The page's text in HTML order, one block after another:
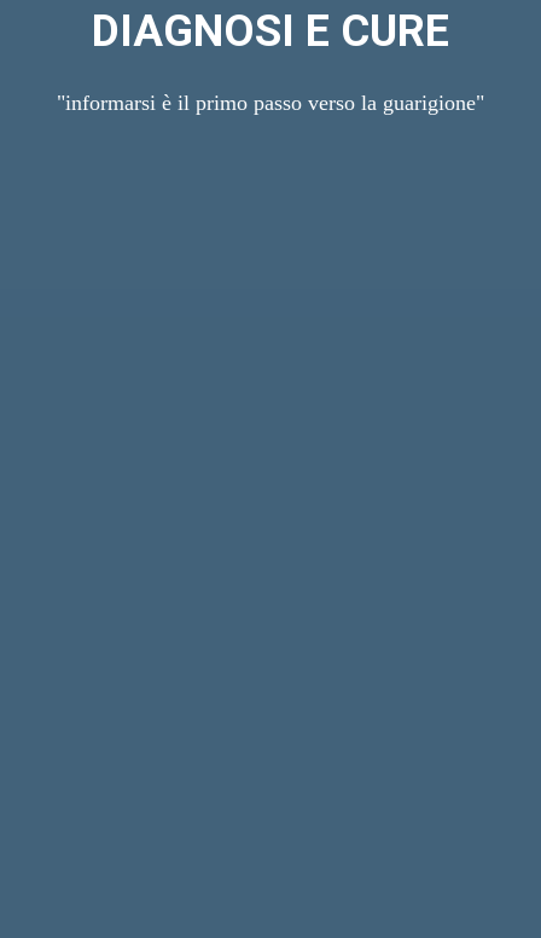
DIAGNOSI E CURE
"informarsi è il primo passo verso la guarigione"